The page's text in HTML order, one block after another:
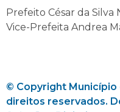
Prefeito César da Silva
Vice-Prefeita Andrea
© Copyright Município
direitos reservados.